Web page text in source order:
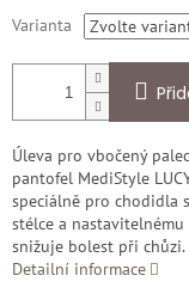
Varianta
Úleva pro vbočený
pantofel MediStyle
speciálně pro chodidla
stélce a
snižuje bolest při chůzi.
Detailní informace